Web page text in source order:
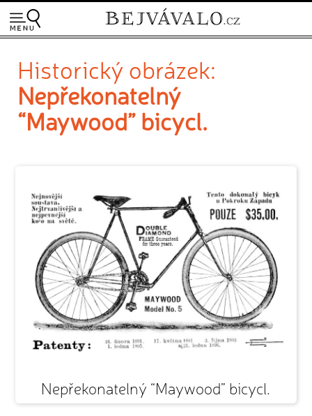
Historický obrázek:
Nepřekonatelný
“Maywood” bicycl.
Nepřekonatelný “Maywood” bicycl.